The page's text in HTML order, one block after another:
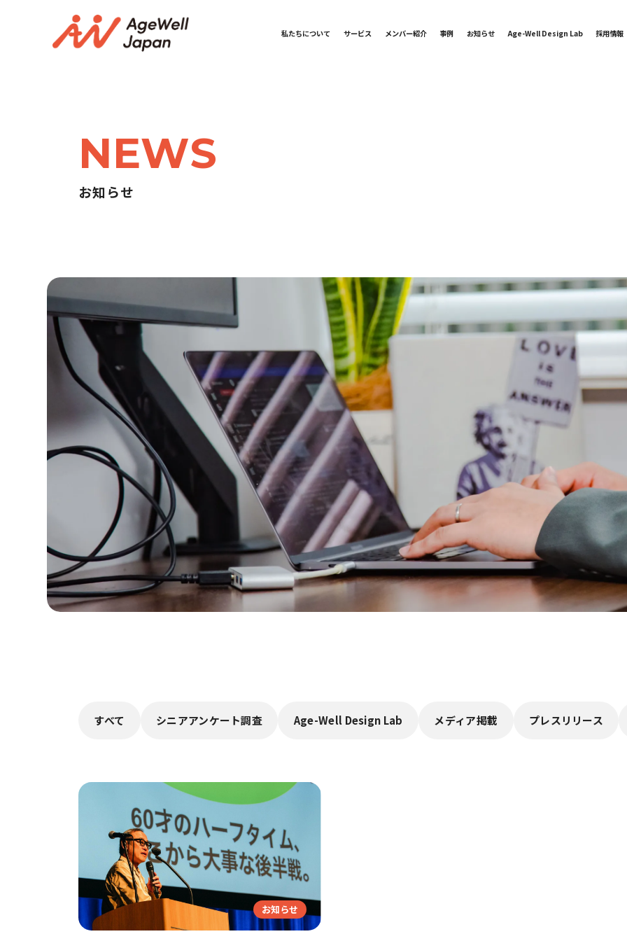
私たちについて サービス メンバー紹介 事例 お知らせ Age-Well Design Lab 採用情報
NEWS
お知らせ
すべて シニアアンケート調査 Age-Well Design Lab メディア掲載 プレスリリース
お知らせ